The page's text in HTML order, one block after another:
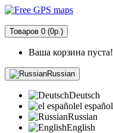
Товаров 0 (0р.)
Ваша корзина пуста!
Russian
Deutsch
el español
Russian
English